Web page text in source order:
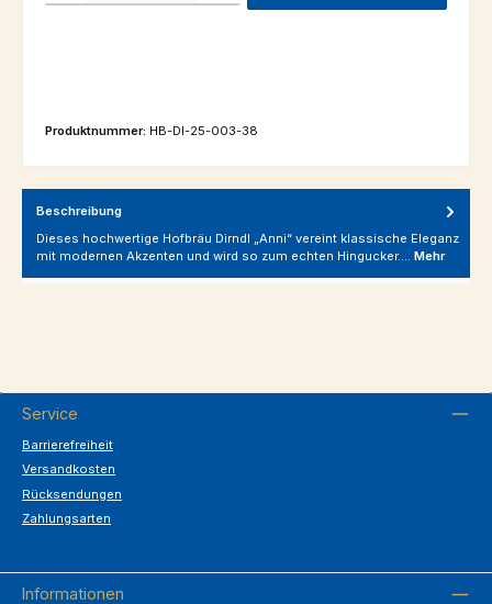
Produktnummer: HB-DI-25-003-38
Beschreibung
Dieses hochwertige Hofbräu Dirndl „Anni“ vereint klassische Eleganz
mit modernen Akzenten und wird so zum echten Hingucker.… Mehr
Service
Barrierefreiheit
Versandkosten
Rücksendungen
Zahlungsarten
Informationen